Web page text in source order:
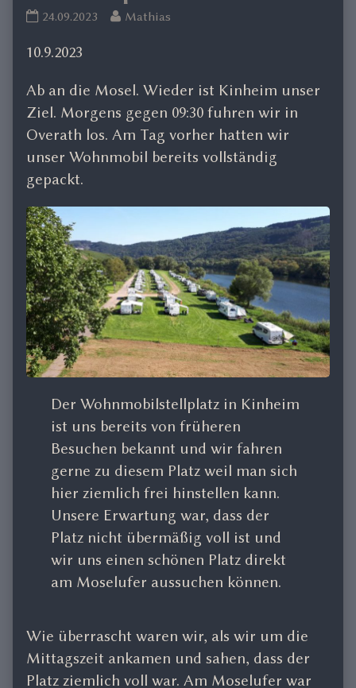
as
Mosel
published
24.09.2023
Read
the
author
of
Mosel
Sept.23,
Mathias
10.9.2023
Ab an die Mosel. Wieder ist Kinheim unser
Ziel. Morgens gegen 09:30 fuhren wir in
Overath los. Am Tag vorher hatten wir
unser Wohnmobil bereits vollständig
gepackt.
Der Wohnmobilstellplatz in Kinheim
ist uns bereits von früheren
Besuchen bekannt und wir fahren
gerne zu diesem Platz weil man sich
hier ziemlich frei hinstellen kann.
Unsere Erwartung war, dass der
Platz nicht übermäßig voll ist und
wir uns einen schönen Platz direkt
am Moselufer aussuchen können.
Wie überrascht waren wir, als wir um die
Mittagszeit ankamen und sahen, dass der
Platz ziemlich voll war. Am Moselufer war